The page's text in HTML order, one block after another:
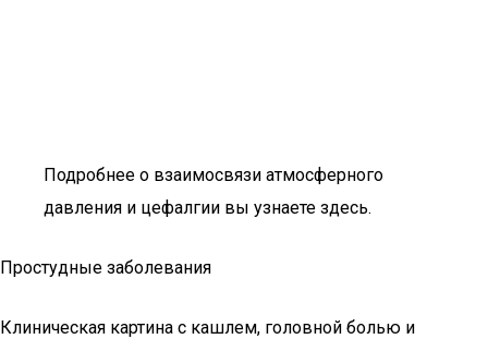
Подробнее о взаимосвязи атмосферного
давления и цефалгии вы узнаете здесь.
Простудные заболевания
Клиническая картина с кашлем, головной болью и